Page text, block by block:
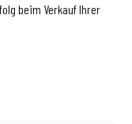
beim Verkauf Ihrer